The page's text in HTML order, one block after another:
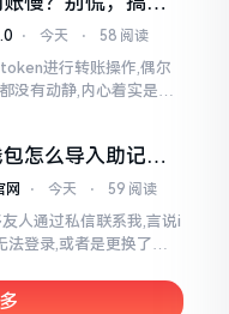
都强
⋅ 今天 ⋅ 58 阅读
进行转账操作,偶尔
没有动静,内心着实是挺
怎么导入助记
教你找回资产
网 ⋅ 今天 ⋅ 59 阅读
人通过私信联系我,言说i
登录,或者是更换了手
上